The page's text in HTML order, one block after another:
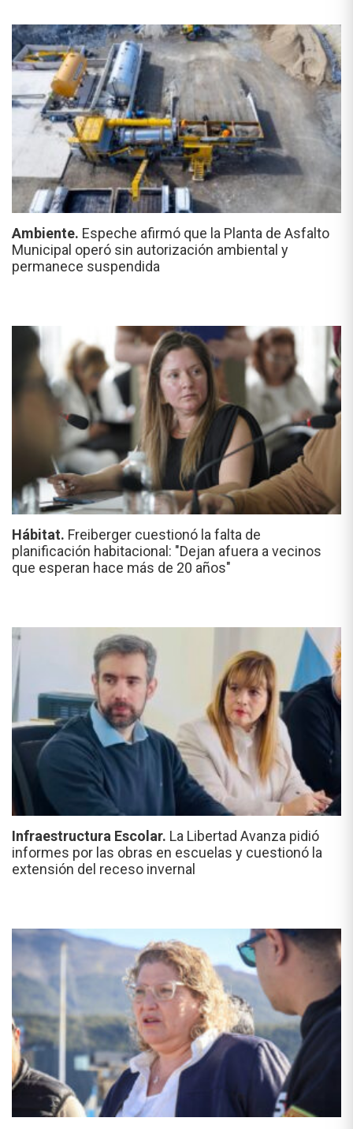
Ambiente. Espeche afirmó que la Planta de Asfalto
Municipal operó sin autorización ambiental y
permanece suspendida
Hábitat. Freiberger cuestionó la falta de
planificación habitacional: "Dejan afuera a vecinos
que esperan hace más de 20 años"
Infraestructura Escolar. La Libertad Avanza pidió
informes por las obras en escuelas y cuestionó la
extensión del receso invernal